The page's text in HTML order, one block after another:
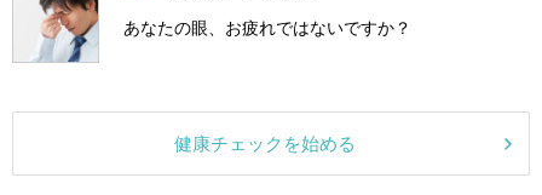
あなたの眼、お疲れではないですか？
健康チェックを始める